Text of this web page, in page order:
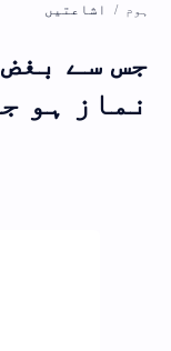
ہوم اشاعتیں
جس سے
نماز ہو